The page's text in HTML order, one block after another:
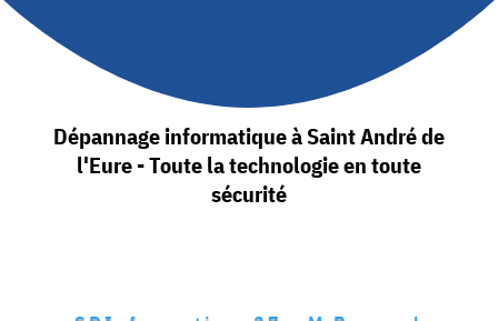
Dépannage informatique à Saint André de
l'Eure - Toute la technologie en toute
sécurité